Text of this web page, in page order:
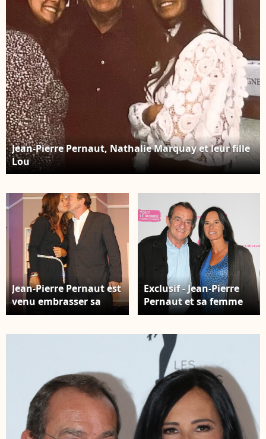
Bestimage
Jean-Pierre Pernaut, Nathalie Marquay et leur fille
Lou
Jean-Pierre Pernaut est
venu embrasser sa
femme Nathalie
7 mars 2015.
Exclusif - Jean-Pierre
Pernaut et sa femme
Nathalie Marquay-
10 ans de l'association
"Tout le monde contre
le cancer" à
Disneyland Paris.
Marne-la-Vallée, le 12
juin 2016. © Ausset
Lacroix-
Gorassini/Bestimage